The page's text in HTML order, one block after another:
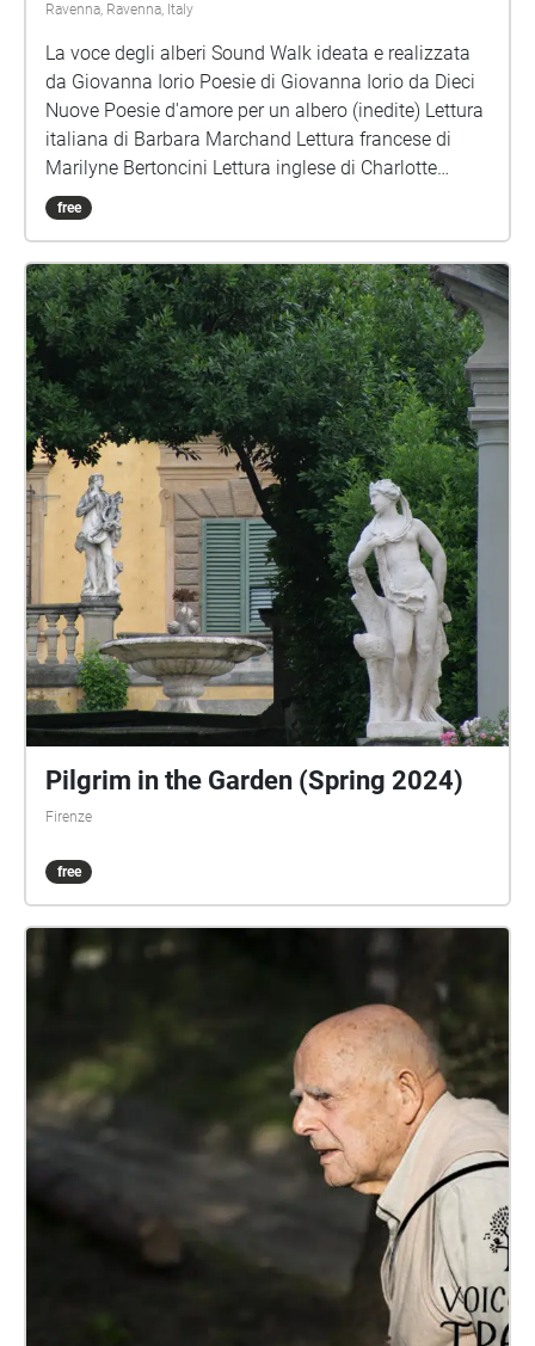
Ravenna, Ravenna, Italy
La voce degli alberi Sound Walk ideata e realizzata
da Giovanna Iorio Poesie di Giovanna Iorio da Dieci
Nuove Poesie d'amore per un albero (inedite) Lettura
italiana di Barbara Marchand Lettura francese di
Marilyne Bertoncini Lettura inglese di Charlotte
Chadwick-Jones Musica e montaggio di Lucio
Lazzaruolo (Notturno Concertante) Immagini di
free
Pilgrim in the Garden (Spring 2024)
Firenze
free